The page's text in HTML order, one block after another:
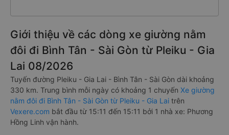
Giới thiệu về các dòng xe giường nằm
đôi đi Bình Tân - Sài Gòn từ Pleiku - Gia
Lai 08/2026
Tuyến đường Pleiku - Gia Lai - Bình Tân - Sài Gòn dài khoảng
330 km. Trung bình mỗi ngày có khoảng 1 chuyến Xe giường
nằm đôi đi Bình Tân - Sài Gòn từ Pleiku - Gia Lai trên
Vexere.com bắt đầu từ 15:11 đến 15:11 bởi 1 nhà xe: Phương
Hồng Linh vận hành.